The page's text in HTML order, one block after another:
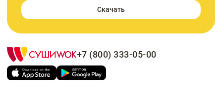
Скачать
+7 (800) 333-05-00